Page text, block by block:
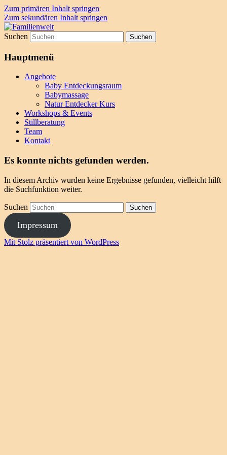
Zum primären Inhalt springen
Zum sekundären Inhalt springen
Familienwelt
by Katja
Suchen
Hauptmenü
Angebote
Baby Entdeckungsraum
Babymassage
Natur Entdecker Kurs
Workshops & Events
Stillberatung
Team
Kontakt
Es konnte nichts gefunden werden.
In diesem Archiv wurden keine Ergebnisse gefunden, vielleicht hilft
die Suchfunktion weiter.
Suchen
Impressum
Mit Stolz präsentiert von WordPress